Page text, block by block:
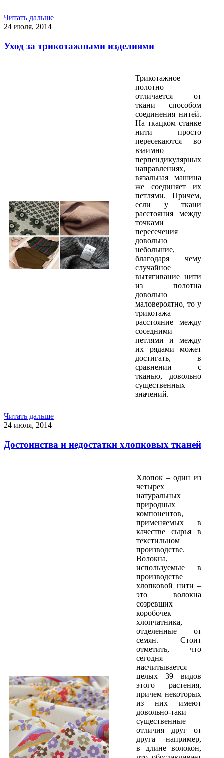
Читать дальше
24 июля, 2014
Уход за трикотажными изделиями
Трикотажное
полотно
отличается от
ткани способом
соединения нитей.
На ткацком станке
нити просто
пересекаются во
взаимно
перпендикулярных
направлениях,
вязальная машина
же соединяет их
петлями. Причем,
если у ткани
расстояния между
точками
пересечения
довольно
небольшие,
благодаря чему
случайное
вытягивание нити
из полотна
довольно
маловероятно, то у
трикотажа
расстояние между
соседними
петлями и между
их рядами может
достигать, в
сравнении с
тканью, довольно
существенных
значений.
Читать дальше
24 июля, 2014
Достоинства и недостатки хлопковых тканей
Хлопок – один из
четырех
натуральных
природных
компонентов,
применяемых в
качестве сырья в
текстильном
производстве.
Волокна,
используемые в
производстве
хлопковой нити –
это волокна
созревших
коробочек
хлопчатника,
отделенные от
семян. Стоит
отметить, что
сегодня
насчитывается
целых 39 видов
этого растения,
причем некоторых
из них имеют
довольно-таки
существенные
отличия друг от
друга – например,
в длине волокон,